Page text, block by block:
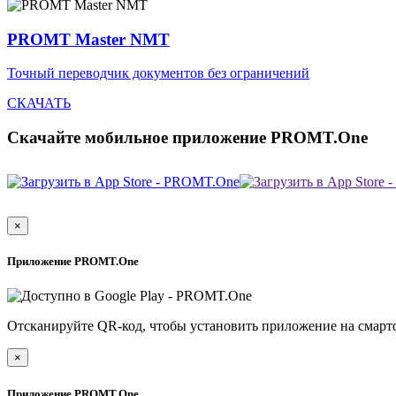
PROMT Master NMT
Точный переводчик документов без ограничений
СКАЧАТЬ
Скачайте мобильное приложение PROMT.One
×
Приложение PROMT.One
Отсканируйте QR-код, чтобы установить приложение на
×